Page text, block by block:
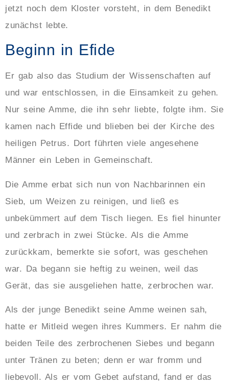
jetzt noch dem Kloster vorsteht, in dem Benedikt
zunächst lebte.
Beginn in Efide
Er gab also das Studium der Wissenschaften auf
und war entschlossen, in die Einsamkeit zu gehen.
Nur seine Amme, die ihn sehr liebte, folgte ihm. Sie
kamen nach Effide und blieben bei der Kirche des
heiligen Petrus. Dort führten viele angesehene
Männer ein Leben in Gemeinschaft.
Die Amme erbat sich nun von Nachbarinnen ein
Sieb, um Weizen zu reinigen, und ließ es
unbekümmert auf dem Tisch liegen. Es fiel hinunter
und zerbrach in zwei Stücke. Als die Amme
zurückkam, bemerkte sie sofort, was geschehen
war. Da begann sie heftig zu weinen, weil das
Gerät, das sie ausgeliehen hatte, zerbrochen war.
Als der junge Benedikt seine Amme weinen sah,
hatte er Mitleid wegen ihres Kummers. Er nahm die
beiden Teile des zerbrochenen Siebes und begann
unter Tränen zu beten; denn er war fromm und
liebevoll. Als er vom Gebet aufstand, fand er das